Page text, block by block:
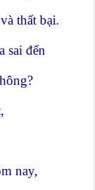
thất bại.
sai đến
nay,